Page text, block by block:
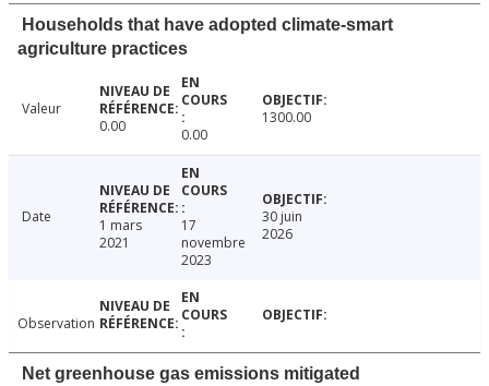
Households that have adopted climate-smart
agriculture practices
Valeur
0.00
0.00
1300.00
Date
1 mars
2021
17
novembre
2023
30 juin
2026
Observation
Net greenhouse gas emissions mitigated